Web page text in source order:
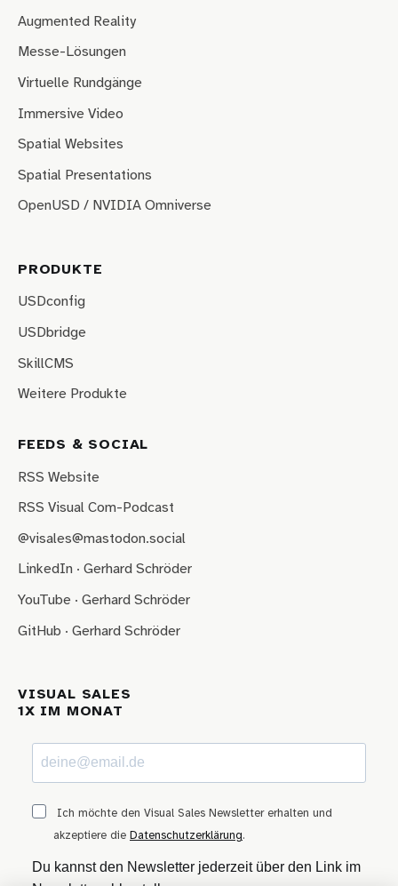
Augmented Reality
Messe-Lösungen
Virtuelle Rundgänge
Immersive Video
Spatial Websites
Spatial Presentations
OpenUSD / NVIDIA Omniverse
PRODUKTE
USDconfig
USDbridge
SkillCMS
Weitere Produkte
FEEDS & SOCIAL
RSS Website
RSS Visual Com-Podcast
@visales@mastodon.social
LinkedIn · Gerhard Schröder
YouTube · Gerhard Schröder
GitHub · Gerhard Schröder
VISUAL SALES
1X IM MONAT
Ich möchte den Visual Sales Newsletter erhalten und
akzeptiere die Datenschutzerklärung.
Du kannst den Newsletter jederzeit über den Link im